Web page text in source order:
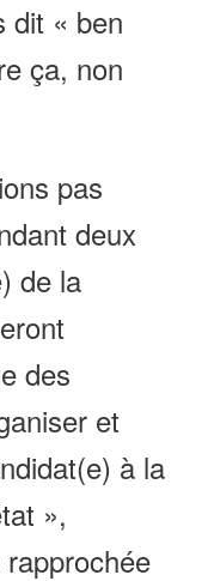
dit « ben
ça, non
pas
deux
de la
des
et
(e) à la
»,
rapprochée